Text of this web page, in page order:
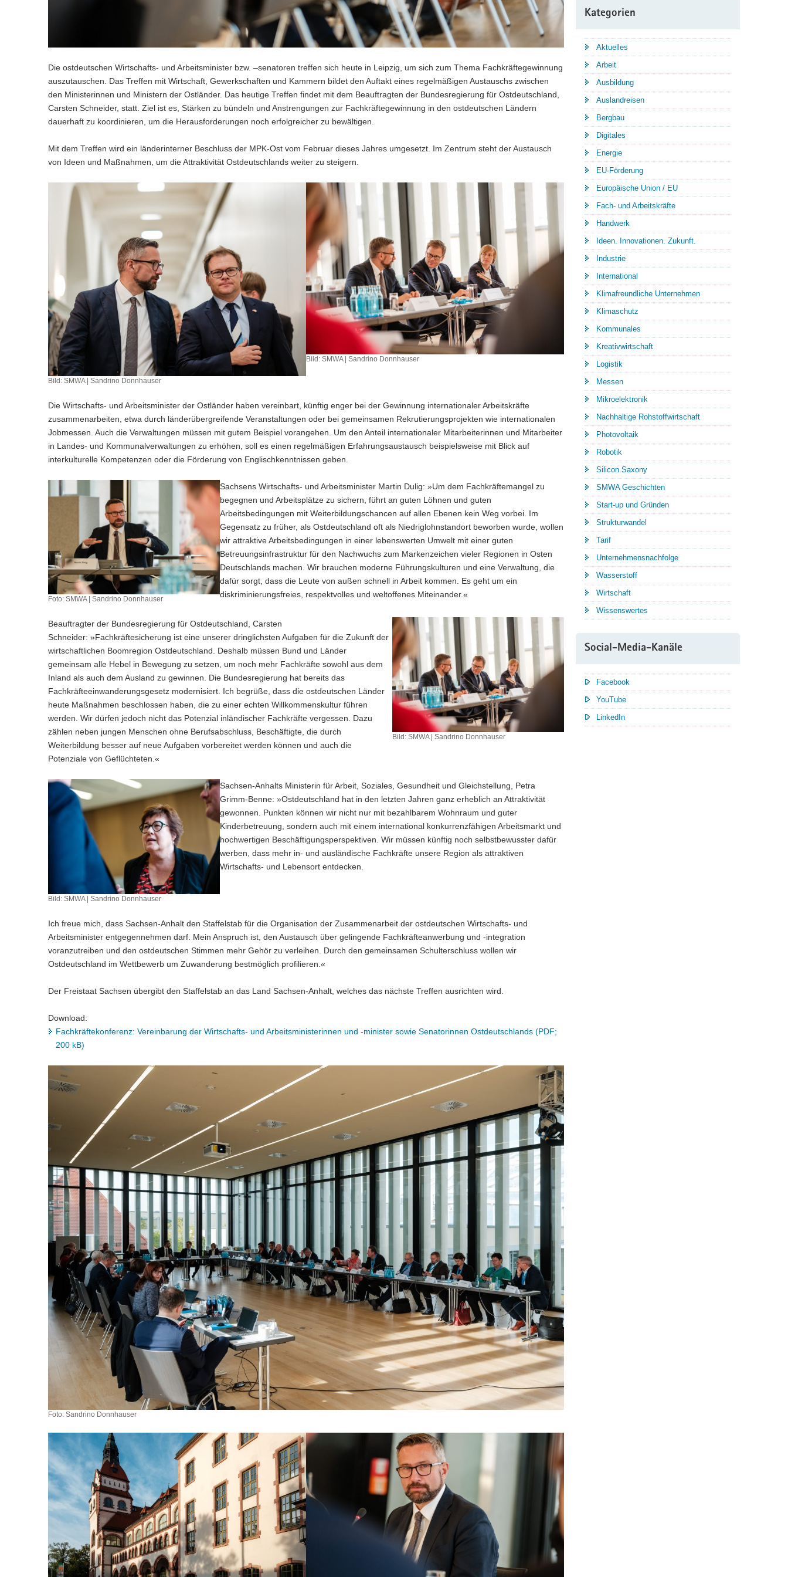
Die ostdeutschen Wirtschafts- und Arbeitsminister bzw. –senatoren treffen sich heute in Leipzig, um sich zum Thema Fachkräftegewinnung
auszutauschen. Das Treffen mit Wirtschaft, Gewerkschaften und Kammern bildet den Auftakt eines regelmäßigen Austauschs zwischen
den Ministerinnen und Ministern der Ostländer. Das heutige Treffen findet mit dem Beauftragten der Bundesregierung für Ostdeutschland,
Carsten Schneider, statt. Ziel ist es, Stärken zu bündeln und Anstrengungen zur Fachkräftegewinnung in den ostdeutschen Ländern
dauerhaft zu koordinieren, um die Herausforderungen noch erfolgreicher zu bewältigen.
Mit dem Treffen wird ein länderinterner Beschluss der MPK-Ost vom Februar dieses Jahres umgesetzt. Im Zentrum steht der Austausch
von Ideen und Maßnahmen, um die Attraktivität Ostdeutschlands weiter zu steigern.
Bild: SMWA | Sandrino Donnhauser
Bild: SMWA | Sandrino Donnhauser
Die Wirtschafts- und Arbeitsminister der Ostländer haben vereinbart, künftig enger bei der Gewinnung internationaler Arbeitskräfte
zusammenarbeiten, etwa durch länderübergreifende Veranstaltungen oder bei gemeinsamen Rekrutierungsprojekten wie internationalen
Jobmessen. Auch die Verwaltungen müssen mit gutem Beispiel vorangehen. Um den Anteil internationaler Mitarbeiterinnen und Mitarbeiter
in Landes- und Kommunalverwaltungen zu erhöhen, soll es einen regelmäßigen Erfahrungsaustausch beispielsweise mit Blick auf
interkulturelle Kompetenzen oder die Förderung von Englischkenntnissen geben.
Foto: SMWA | Sandrino Donnhauser
Sachsens Wirtschafts- und Arbeitsminister Martin Dulig: »Um dem Fachkräftemangel zu
begegnen und Arbeitsplätze zu sichern, führt an guten Löhnen und guten
Arbeitsbedingungen mit Weiterbildungschancen auf allen Ebenen kein Weg vorbei. Im
Gegensatz zu früher, als Ostdeutschland oft als Niedriglohnstandort beworben wurde, wollen
wir attraktive Arbeitsbedingungen in einer lebenswerten Umwelt mit einer guten
Betreuungsinfrastruktur für den Nachwuchs zum Markenzeichen vieler Regionen in Osten
Deutschlands machen. Wir brauchen moderne Führungskulturen und eine Verwaltung, die
dafür sorgt, dass die Leute von außen schnell in Arbeit kommen. Es geht um ein
diskriminierungsfreies, respektvolles und weltoffenes Miteinander.«
Beauftragter der Bundesregierung für Ostdeutschland, Carsten
Schneider: »Fachkräftesicherung ist eine unserer dringlichsten Aufgaben für die Zukunft der
wirtschaftlichen Boomregion Ostdeutschland. Deshalb müssen Bund und Länder
gemeinsam alle Hebel in Bewegung zu setzen, um noch mehr Fachkräfte sowohl aus dem
Inland als auch dem Ausland zu gewinnen. Die Bundesregierung hat bereits das
Fachkräfteeinwanderungsgesetz modernisiert. Ich begrüße, dass die ostdeutschen Länder
heute Maßnahmen beschlossen haben, die zu einer echten Willkommenskultur führen
werden. Wir dürfen jedoch nicht das Potenzial inländischer Fachkräfte vergessen. Dazu
zählen neben jungen Menschen ohne Berufsabschluss, Beschäftigte, die durch
Weiterbildung besser auf neue Aufgaben vorbereitet werden können und auch die
Potenziale von Geflüchteten.«
Bild: SMWA | Sandrino Donnhauser
Bild: SMWA | Sandrino Donnhauser
Sachsen-Anhalts Ministerin für Arbeit, Soziales, Gesundheit und Gleichstellung, Petra
Grimm-Benne: »Ostdeutschland hat in den letzten Jahren ganz erheblich an Attraktivität
gewonnen. Punkten können wir nicht nur mit bezahlbarem Wohnraum und guter
Kinderbetreuung, sondern auch mit einem international konkurrenzfähigen Arbeitsmarkt und
hochwertigen Beschäftigungsperspektiven. Wir müssen künftig noch selbstbewusster dafür
werben, dass mehr in- und ausländische Fachkräfte unsere Region als attraktiven
Wirtschafts- und Lebensort entdecken.
Ich freue mich, dass Sachsen-Anhalt den Staffelstab für die Organisation der Zusammenarbeit der ostdeutschen Wirtschafts- und
Arbeitsminister entgegennehmen darf. Mein Anspruch ist, den Austausch über gelingende Fachkräfteanwerbung und -integration
voranzutreiben und den ostdeutschen Stimmen mehr Gehör zu verleihen. Durch den gemeinsamen Schulterschluss wollen wir
Ostdeutschland im Wettbewerb um Zuwanderung bestmöglich profilieren.«
Der Freistaat Sachsen übergibt den Staffelstab an das Land Sachsen-Anhalt, welches das nächste Treffen ausrichten wird.
Download:
Fachkräftekonferenz: Vereinbarung der Wirtschafts- und Arbeitsministerinnen und -minister sowie Senatorinnen Ostdeutschlands (PDF;
200 kB)
Foto: Sandrino Donnhauser
Kategorien
Aktuelles
Arbeit
Ausbildung
Auslandreisen
Bergbau
Digitales
Energie
EU-Förderung
Europäische Union / EU
Fach- und Arbeitskräfte
Handwerk
Ideen. Innovationen. Zukunft.
Industrie
International
Klimafreundliche Unternehmen
Klimaschutz
Kommunales
Kreativwirtschaft
Logistik
Messen
Mikroelektronik
Nachhaltige Rohstoffwirtschaft
Photovoltaik
Robotik
Silicon Saxony
SMWA Geschichten
Start-up und Gründen
Strukturwandel
Tarif
Unternehmensnachfolge
Wasserstoff
Wirtschaft
Wissenswertes
Social-Media-Kanäle
Facebook
YouTube
LinkedIn